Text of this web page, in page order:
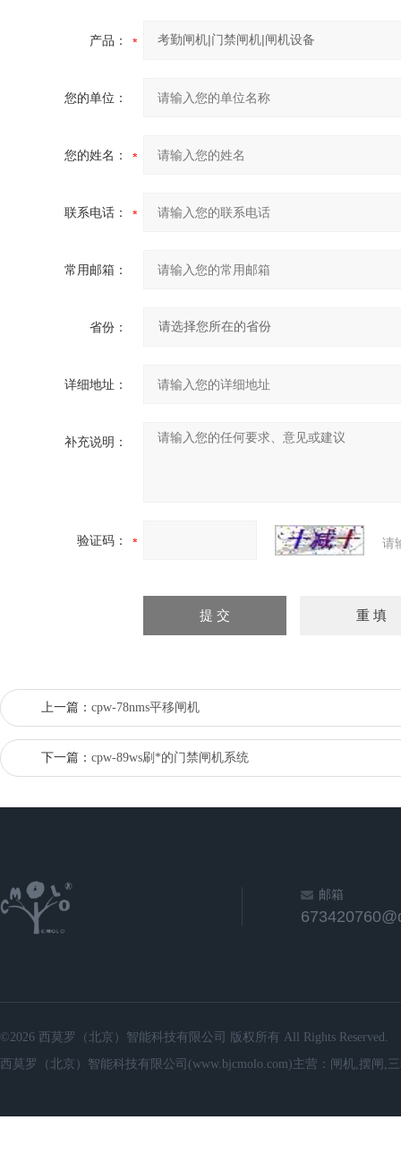
产品：
您的单位：
您的姓名：
联系电话：
常用邮箱：
省份：
详细地址：
补充说明：
验证码： 请
上一篇： cpw-78nms平移闸机
下一篇： cpw-89ws刷*的门禁闸机系统
邮箱
©2026 西莫罗（北京）智能科技有限公司 版权所有 All Rights Reserved.
西莫罗（北京）智能科技有限公司(www.bjcmolo.com)主营：闸机,摆闸,